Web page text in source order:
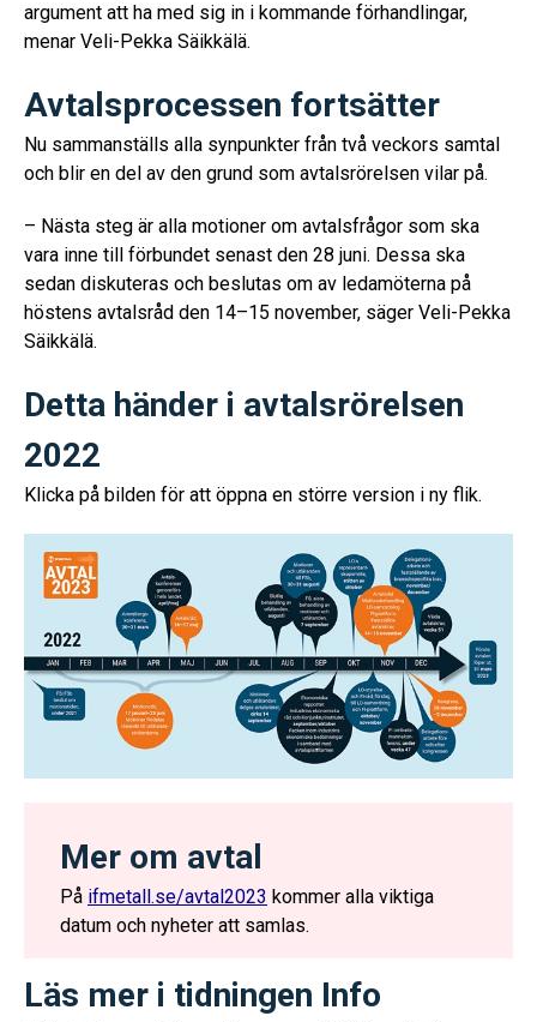
argument att ha med sig in i kommande förhandlingar,
menar Veli-Pekka Säikkälä.
Avtalsprocessen fortsätter
Nu sammanställs alla synpunkter från två veckors samtal
och blir en del av den grund som avtalsrörelsen vilar på.
– Nästa steg är alla motioner om avtalsfrågor som ska
vara inne till förbundet senast den 28 juni. Dessa ska
sedan diskuteras och beslutas om av ledamöterna på
höstens avtalsråd den 14–15 november, säger Veli-Pekka
Säikkälä.
Detta händer i avtalsrörelsen
2022
Klicka på bilden för att öppna en större version i ny flik.
Mer om avtal
På ifmetall.se/avtal2023 kommer alla viktiga
datum och nyheter att samlas.
Läs mer i tidningen Info